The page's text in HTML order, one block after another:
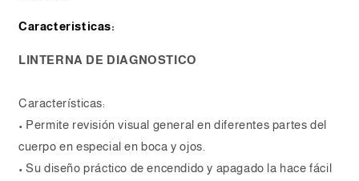
Caracteristicas:
LINTERNA DE DIAGNOSTICO
Características:
• Permite revisión visual general en diferentes partes del
cuerpo en especial en boca y ojos.
• Su diseño práctico de encendido y apagado la hace fácil